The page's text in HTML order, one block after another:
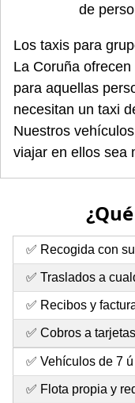
de
Los taxis para
La Coruña
para aquellas
necesitan un taxi
Nuestros
viajar en ellos sea
✅ Recogida con
✅ Traslados a
✅ Recibos y
✅ Cobros a
✅ Vehículos de 7
✅ Flota propia y